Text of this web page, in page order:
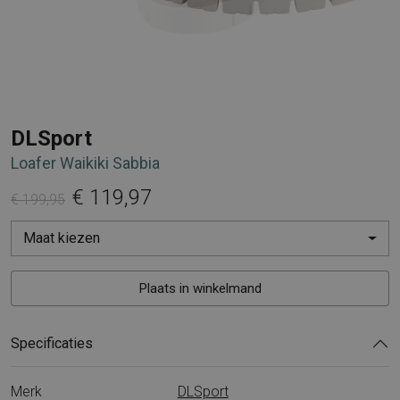
DLSport
Loafer Waikiki Sabbia
€ 199,95 € 119,97
Maat kiezen
Plaats in winkelmand
Specificaties
Merk
DLSport